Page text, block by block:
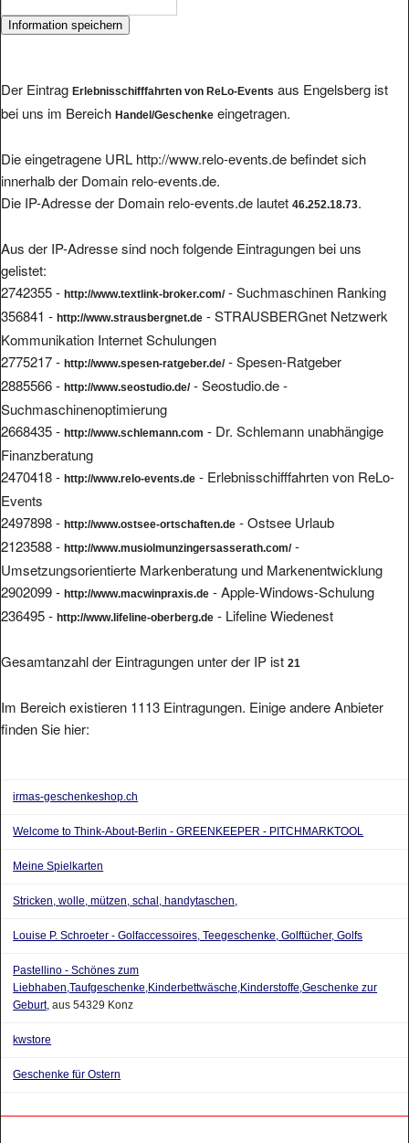
Der Eintrag Erlebnisschifffahrten von ReLo-Events aus Engelsberg ist
bei uns im Bereich Handel/Geschenke eingetragen.
Die eingetragene URL http://www.relo-events.de befindet sich
innerhalb der Domain relo-events.de.
Die IP-Adresse der Domain relo-events.de lautet 46.252.18.73.
Aus der IP-Adresse sind noch folgende Eintragungen bei uns
gelistet:
2742355 - http://www.textlink-broker.com/- Suchmaschinen Ranking
356841 - http://www.strausbergnet.de - STRAUSBERGnet Netzwerk
Kommunikation Internet Schulungen
2775217 - http://www.spesen-ratgeber.de/- Spesen-Ratgeber
2885566 - http://www.seostudio.de/- Seostudio.de -
Suchmaschinenoptimierung
2668435 - http://www.schlemann.com - Dr. Schlemann unabhängige
Finanzberatung
2470418 - http://www.relo-events.de - Erlebnisschifffahrten von ReLo-
Events
2497898 - http://www.ostsee-ortschaften.de - Ostsee Urlaub
2123588 - http://www.musiolmunzingersasserath.com/-
Umsetzungsorientierte Markenberatung und Markenentwicklung
2902099 - http://www.macwinpraxis.de - Apple-Windows-Schulung
236495 - http://www.lifeline-oberberg.de - Lifeline Wiedenest
Gesamtanzahl der Eintragungen unter der IP ist 21
Im Bereich existieren 1113 Eintragungen. Einige andere Anbieter
finden Sie hier:
irmas-geschenkeshop.ch
Welcome to Think-About-Berlin - GREENKEEPER - PITCHMARKTOOL
Meine Spielkarten
Stricken, wolle, mützen, schal, handytaschen,
Louise P. Schroeter - Golfaccessoires, Teegeschenke, Golftücher, Golfs
Pastellino - Schönes zum
Liebhaben,Taufgeschenke,Kinderbettwäsche,Kinderstoffe,Geschenke zur
Geburt, aus 54329 Konz
kwstore
Geschenke für Ostern